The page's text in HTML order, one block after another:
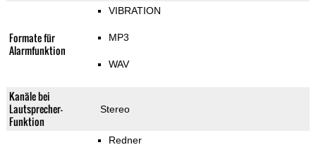
Formate für
Alarmfunktion
VIBRATION
MP3
WAV
Kanäle bei
Lautsprecher-
Funktion
Stereo
Redner